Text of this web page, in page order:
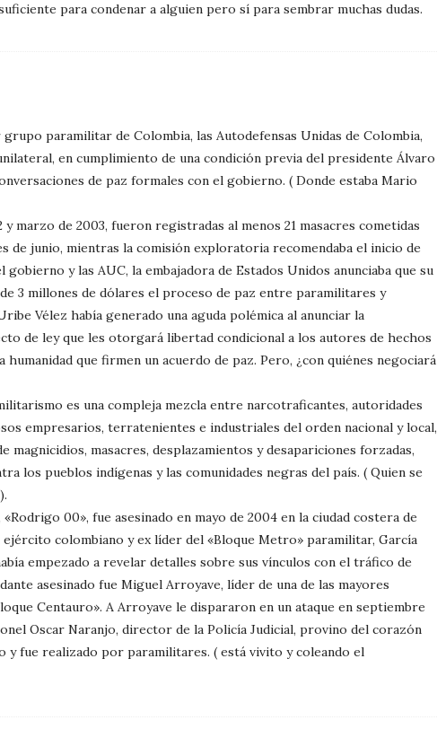
para condenar a alguien pero sí para sembrar muchas dudas.
grupo paramilitar de Colombia, las Autodefensas Unidas de Colombia,
en cumplimiento de una condición previa del presidente Álvaro
de paz formales con el gobierno. ( Donde estaba Mario
marzo de 2003, fueron registradas al menos 21 masacres cometidas
de junio, mientras la comisión exploratoria recomendaba el inicio de
y las AUC, la embajadora de Estados Unidos anunciaba que su
3 millones de dólares el proceso de paz entre paramilitares y
Vélez había generado una aguda polémica al anunciar la
de ley que les otorgará libertad condicional a los autores de hechos
humanidad que firmen un acuerdo de paz. Pero, ¿con quiénes negociará
es una compleja mezcla entre narcotraficantes, autoridades
empresarios, terratenientes e industriales del orden nacional y local,
magnicidios, masacres, desplazamientos y desapariciones forzadas,
los pueblos indígenas y las comunidades negras del país. ( Quien se
00», fue asesinado en mayo de 2004 en la ciudad costera de
ejército colombiano y ex líder del «Bloque Metro» paramilitar, García
empezado a revelar detalles sobre sus vínculos con el tráfico de
asesinado fue Miguel Arroyave, líder de una de las mayores
Centauro». A Arroyave le dispararon en un ataque en septiembre
Oscar Naranjo, director de la Policía Judicial, provino del corazón
y fue realizado por paramilitares. ( está vivito y coleando el